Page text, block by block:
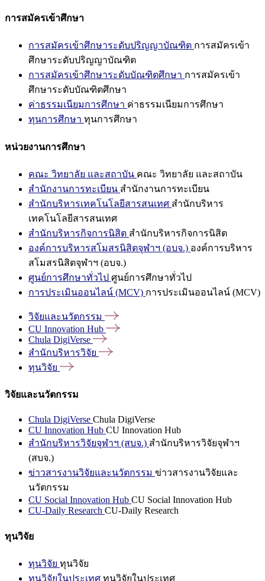
การสมัครเข้าศึกษา
การสมัครเข้าศึกษาระดับปริญญาบัณฑิต การสมัครเข้า
ศึกษาระดับปริญญาบัณฑิต
การสมัครเข้าศึกษาระดับบัณฑิตศึกษา การสมัครเข้า
ศึกษาระดับบัณฑิตศึกษา
ค่าธรรมเนียมการศึกษา ค่าธรรมเนียมการศึกษา
ทุนการศึกษา ทุนการศึกษา
หน่วยงานการศึกษา
คณะ วิทยาลัย และสถาบัน คณะ วิทยาลัย และสถาบัน
สำนักงานการทะเบียน สำนักงานการทะเบียน
สำนักบริหารเทคโนโลยีสารสนเทศ สำนักบริหาร
เทคโนโลยีสารสนเทศ
สำนักบริหารกิจการนิสิต สำนักบริหารกิจการนิสิต
องค์การบริหารสโมสรนิสิตจุฬาฯ (อบจ.) องค์การบริหาร
สโมสรนิสิตจุฬาฯ (อบจ.)
ศูนย์การศึกษาทั่วไป ศูนย์การศึกษาทั่วไป
การประเมินออนไลน์ (MCV) การประเมินออนไลน์ (MCV)
วิจัยและนวัตกรรม
CU Innovation Hub
Chula DigiVerse
สำนักบริหารวิจัย
ทุนวิจัย
วิจัยและนวัตกรรม
Chula DigiVerse Chula DigiVerse
CU Innovation Hub CU Innovation Hub
สำนักบริหารวิจัยจุฬาฯ (สบจ.) สำนักบริหารวิจัยจุฬาฯ
(สบจ.)
ข่าวสารงานวิจัยและนวัตกรรม ข่าวสารงานวิจัยและ
นวัตกรรม
CU Social Innovation Hub CU Social Innovation Hub
CU-Daily Research CU-Daily Research
ทุนวิจัย
ทุนวิจัย ทุนวิจัย
ทุนวิจัยในประเทศ ทุนวิจัยในประเทศ